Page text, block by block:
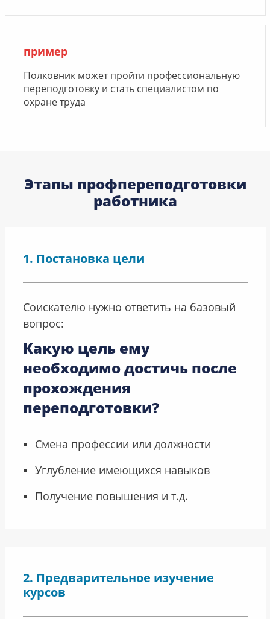
пример
Полковник может пройти профессиональную
переподготовку и стать специалистом по
охране труда
Этапы профпереподготовки
работника
Постановка цели
Соискателю нужно ответить на базовый
вопрос:
Какую цель ему
необходимо достичь после
прохождения
переподготовки?
Смена профессии или должности
Углубление имеющихся навыков
Получение повышения и т.д.
Предварительное изучение
курсов